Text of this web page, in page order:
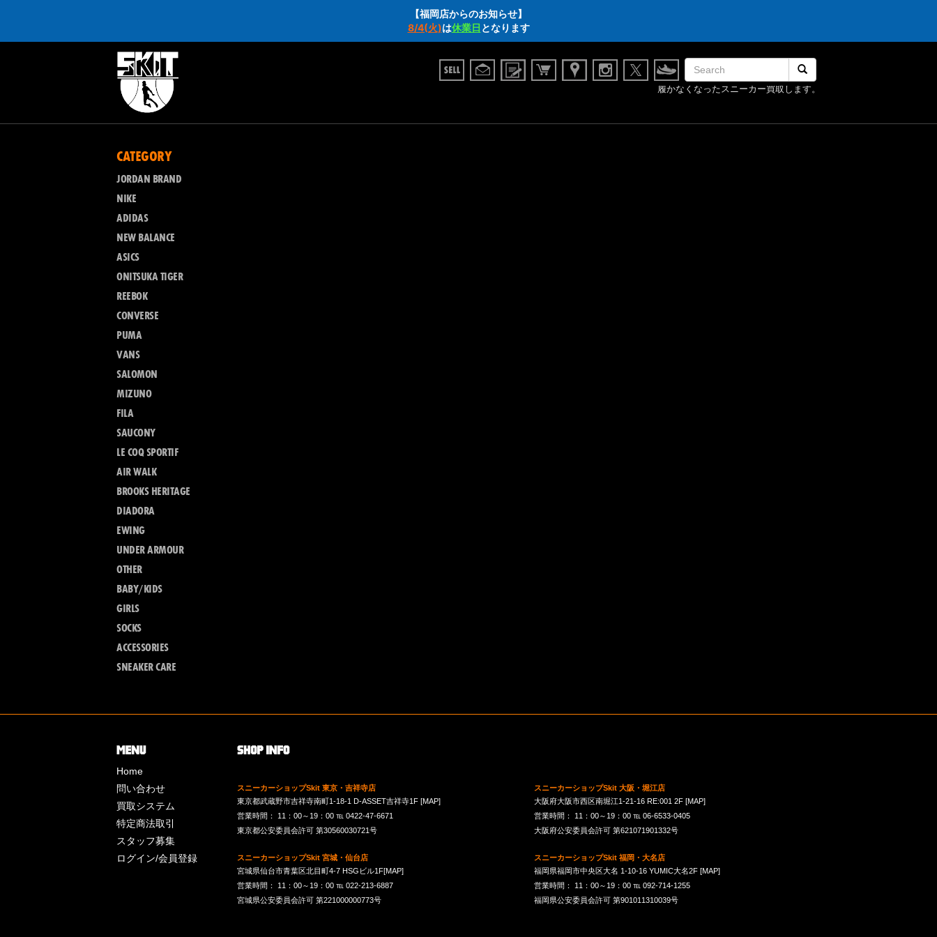
【福岡店からのお知らせ】
8/4(火)は休業日 となります
履かなくなったスニーカー買取します。
CATEGORY
JORDAN BRAND
NIKE
ADIDAS
NEW BALANCE
ASICS
ONITSUKA TIGER
REEBOK
CONVERSE
PUMA
VANS
SALOMON
MIZUNO
FILA
SAUCONY
LE COQ SPORTIF
AIR WALK
BROOKS HERITAGE
DIADORA
EWING
UNDER ARMOUR
OTHER
BABY/KIDS
GIRLS
SOCKS
ACCESSORIES
SNEAKER CARE
Home
問い合わせ
買取システム
特定商法取引
スタッフ募集
ログイン/会員登録
スニーカーショップSkit 東京・吉祥寺店
東京都武蔵野市吉祥寺南町1-18-1 D-ASSET吉祥寺1F [MAP]
営業時間： 11：00～19：00 ℡ 0422-47-6671
東京都公安委員会許可 第30560030721号
スニーカーショップSkit 大阪・堀江店
大阪府大阪市西区南堀江1-21-16 RE:001 2F [MAP]
営業時間： 11：00～19：00 ℡ 06-6533-0405
大阪府公安委員会許可 第621071901332号
スニーカーショップSkit 宮城・仙台店
宮城県仙台市青葉区北目町4-7 HSGビル1F[MAP]
営業時間： 11：00～19：00 ℡ 022-213-6887
宮城県公安委員会許可 第221000000773号
スニーカーショップSkit 福岡・大名店
福岡県福岡市中央区大名 1-10-16 YUMIC大名2F [MAP]
営業時間： 11：00～19：00 ℡ 092-714-1255
福岡県公安委員会許可 第901011310039号